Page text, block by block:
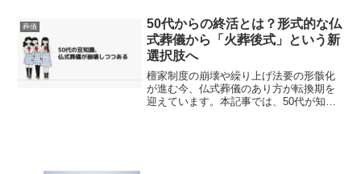
社の探し方まで、費用を抑えて納得のお
見送りをするコツを紹介します。
葬儀
50代からの終活とは？形式的な仏
式葬儀から「火葬後式」という新
選択肢へ
檀家制度の崩壊や繰り上げ法要の形骸化
が進む今、仏式葬儀のあり方が転換期を
迎えています。本記事では、50代が知っ